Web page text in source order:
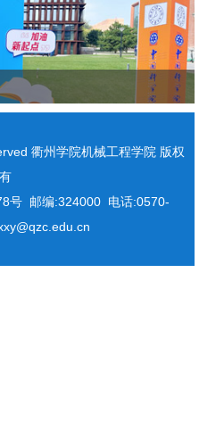
衢州学院机械工程学院 版权
号 邮编:324000 电话:0570-